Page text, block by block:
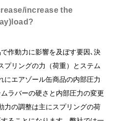
increase the
作動力に影響を及ぼす要因､決
プリングの力（荷重）とステム
にエアゾール缶商品の内部圧力
ラバーの硬さと内部圧力の変更
力の調整は主にスプリングの荷